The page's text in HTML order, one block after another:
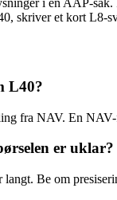
i en AAP-
skriver et kort L8-
L40?
fra NAV. En
er uklar?
Be om